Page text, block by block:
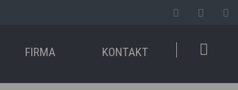
FIRMA KONTAKT